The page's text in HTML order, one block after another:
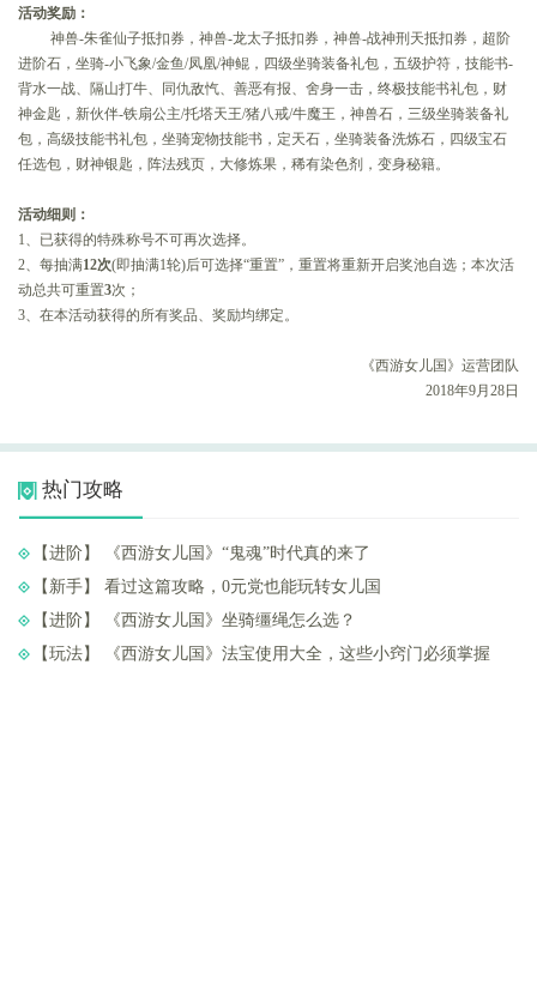
活动奖励：
神兽-朱雀仙子抵扣券，神兽-龙太子抵扣券，神兽-战神刑天抵扣券，超阶
进阶石，坐骑-小飞象/金鱼/凤凰/神鲲，四级坐骑装备礼包，五级护符，技能书-
背水一战、隔山打牛、同仇敌忾、善恶有报、舍身一击，终极技能书礼包，财
神金匙，新伙伴-铁扇公主/托塔天王/猪八戒/牛魔王，神兽石，三级坐骑装备礼
包，高级技能书礼包，坐骑宠物技能书，定天石，坐骑装备洗炼石，四级宝石
任选包，财神银匙，阵法残页，大修炼果，稀有染色剂，变身秘籍。
活动细则：
1、已获得的特殊称号不可再次选择。
2、每抽满12次(即抽满1轮)后可选择“重置”，重置将重新开启奖池自选；本次活
动总共可重置3次；
3、在本活动获得的所有奖品、奖励均绑定。
《西游女儿国》运营团队
2018年9月28日
热门攻略
【进阶】 ​《西游女儿国》“鬼魂”时代真的来了
【新手】 ​看过这篇攻略，0元党也能玩转女儿国
【进阶】 ​《西游女儿国》坐骑缰绳怎么选？
【玩法】 ​《西游女儿国》法宝使用大全，这些小窍门必须掌握